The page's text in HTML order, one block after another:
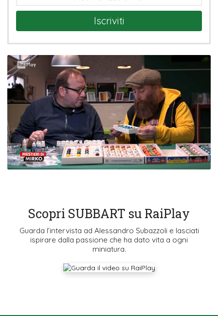
Iscriviti
Scopri SUBBART su RaiPlay
Guarda l’intervista ad Alessandro Subazzoli e lasciati
ispirare dalla passione che ha dato vita a ogni
miniatura.